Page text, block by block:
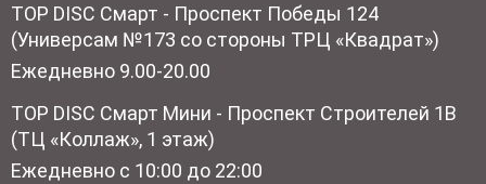
TOP DISC Смарт - Проспект Победы 124
(Универсам №173 со стороны ТРЦ «Квадрат»)
Ежедневно 9.00-20.00
TOP DISC Смарт Мини - Проспект Строителей 1В
(ТЦ «Коллаж», 1 этаж)
Ежедневно с 10:00 до 22:00